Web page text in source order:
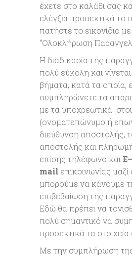
έχετε στο καλάθι σας
ελέγξει προσεκτικά το
πατήστε το εικονίδιο
“Ολοκλήρωση
Η διαδικασία της
πολύ εύκολη και
βήματα, κατά τα οποία,
συμπληρώνετε τα
με τα υποχρεωτικά
(ονοματεπώνυμο ή
διεύθυνση αποστολής,
αποστολής και
επίσης τηλέφωνο και E–
mail επικοινωνίας μαζί
μπορούμε να κάνουμε
επιβεβαίωση της
Εδώ θα πρέπει να
πολύ σημαντικό να
προσεκτικά τα στοιχεία
Με την συμπλήρωση